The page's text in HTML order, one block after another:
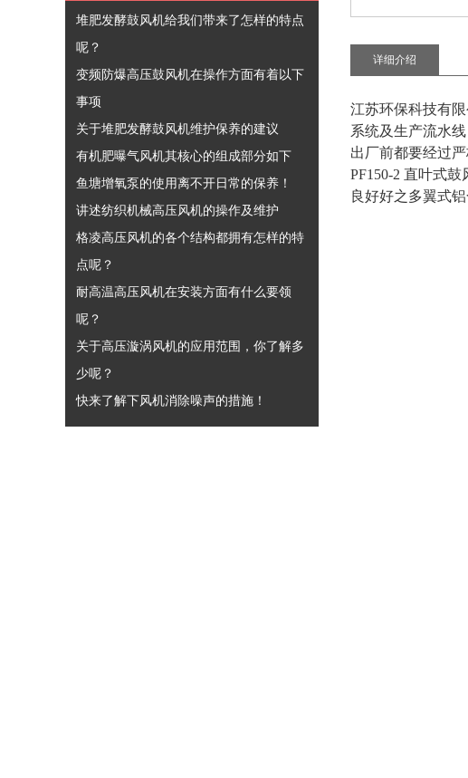
堆肥发酵鼓风机给我们带来了怎样的特点
呢？
变频防爆高压鼓风机在操作方面有着以下
事项
关于堆肥发酵鼓风机维护保养的建议
有机肥曝气风机其核心的组成部分如下
鱼塘增氧泵的使用离不开日常的保养！
讲述纺织机械高压风机的操作及维护
格凌高压风机的各个结构都拥有怎样的特
点呢？
耐高温高压风机在安装方面有什么要领
呢？
关于高压漩涡风机的应用范围，你了解多
少呢？
快来了解下风机消除噪声的措施！
详细介绍
江苏环保科技有
系统及生产流水
出厂前都要经过
PF150-2 直叶式
良好好之多翼式